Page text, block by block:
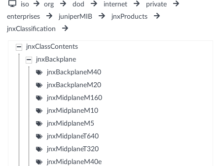
iso org dod internet
private
enterprises
juniperMIB
jnxProducts
jnxClassification
jnxClassContents
jnxBackplane
jnxBackplaneM40
jnxBackplaneM20
jnxMidplaneM160
jnxMidplaneM10
jnxMidplaneM5
jnxMidplaneT640
jnxMidplaneT320
jnxMidplaneM40e